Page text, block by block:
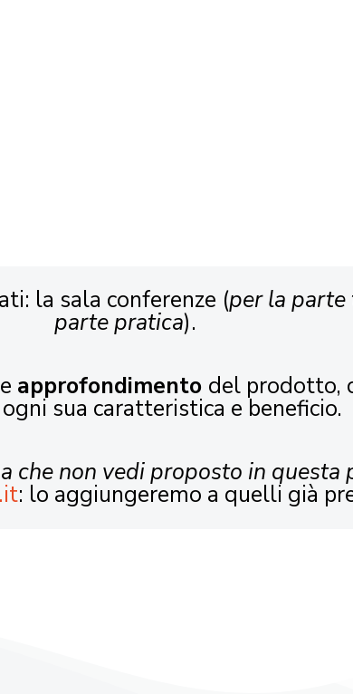
la sala conferenze (per la parte
parte pratica).
e approfondimento del prodotto,
sua caratteristica e beneficio.
che non vedi proposto in questa
: lo aggiungeremo a quelli già